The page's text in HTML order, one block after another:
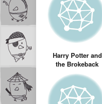
Harry Potter and
the Brokeback
Goblet (Harry
Potter versio
Brokeback
Mountain)